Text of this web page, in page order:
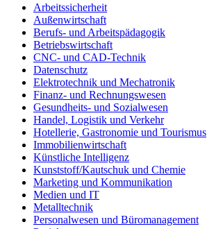
Arbeitssicherheit
Außenwirtschaft
Berufs- und Arbeitspädagogik
Betriebswirtschaft
CNC- und CAD-Technik
Datenschutz
Elektrotechnik und Mechatronik
Finanz- und Rechnungswesen
Gesundheits- und Sozialwesen
Handel, Logistik und Verkehr
Hotellerie, Gastronomie und Tourismus
Immobilienwirtschaft
Künstliche Intelligenz
Kunststoff/Kautschuk und Chemie
Marketing und Kommunikation
Medien und IT
Metalltechnik
Personalwesen und Büromanagement